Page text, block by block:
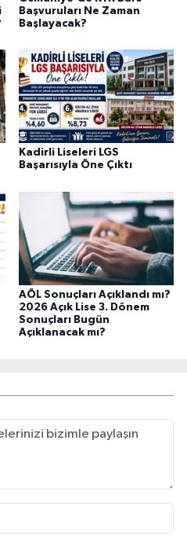
Başvuruları Ne Zaman
Başlayacak?
Kadirli Liseleri LGS
Başarısıyla Öne Çıktı
AÖL Sonuçları Açıklandı mı?
2026 Açık Lise 3. Dönem
Sonuçları Bugün
Açıklanacak mı?